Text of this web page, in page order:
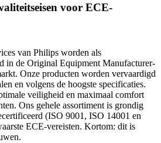
voor ECE-
van Philips worden als
in de Original Equipment Manufacturer-
Onze producten worden vervaardigd
en volgens de hoogste specificaties.
veiligheid en maximaal comfort
Ons gehele assortiment is grondig
(ISO 9001, ISO 14001 en
ECE-vereisten. Kortom: dit is